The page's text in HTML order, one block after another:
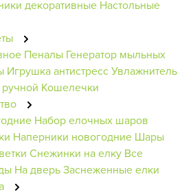
декоративные Настольные
Пеналы Генератор мыльных
Игрушка антистрессУвлажнитель
Кошелечки
Набор елочных шаров
Наперники новогодние Шары
Снежинки на елку Все
На дверьЗаснеженные елки